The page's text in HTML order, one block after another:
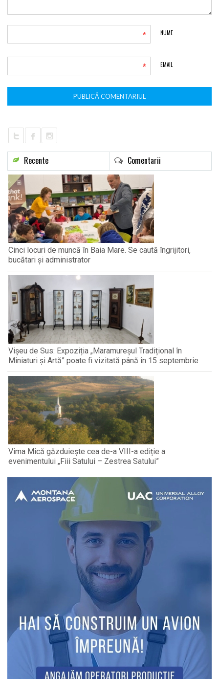
NUME
*
EMAIL
*
Recente Comentarii
Cinci locuri de muncă în Baia Mare. Se caută îngrijitori,
bucătari și administrator
Vișeu de Sus: Expoziția „Maramureșul Tradițional în
Miniaturi și Artă” poate fi vizitată până în 15 septembrie
Vima Mică găzduiește cea de-a VIII-a ediție a
evenimentului „Fiii Satului – Zestrea Satului”